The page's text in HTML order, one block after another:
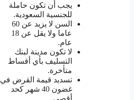
يجب أن تكون حاملة
للجنسية السعودية.
السن لا يزيد عن 60
عاما ولا يقل عن 18
عام.
لا تكون مدينة لبنك
التسليف بأي أقساط
متأخرة.
تسديد قيمة القرض في
غضون 40 شهر كحد
أقصى.